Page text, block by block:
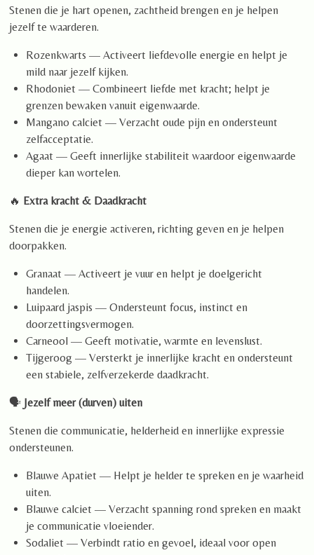
Stenen die je hart openen, zachtheid brengen en je helpen
jezelf te waarderen.
Rozenkwarts — Activeert liefdevolle energie en helpt je
mild naar jezelf kijken.
Rhodoniet — Combineert liefde met kracht; helpt je
grenzen bewaken vanuit eigenwaarde.
Mangano calciet — Verzacht oude pijn en ondersteunt
zelfacceptatie.
Agaat — Geeft innerlijke stabiliteit waardoor eigenwaarde
dieper kan wortelen.
🔥 Extra kracht & Daadkracht
Stenen die je energie activeren, richting geven en je helpen
doorpakken.
Granaat — Activeert je vuur en helpt je doelgericht
handelen.
Luipaard jaspis — Ondersteunt focus, instinct en
doorzettingsvermogen.
Carneool — Geeft motivatie, warmte en levenslust.
Tijgeroog — Versterkt je innerlijke kracht en ondersteunt
een stabiele, zelfverzekerde daadkracht.
🗣️ Jezelf meer (durven) uiten
Stenen die communicatie, helderheid en innerlijke expressie
ondersteunen.
Blauwe Apatiet — Helpt je helder te spreken en je waarheid
uiten.
Blauwe calciet — Verzacht spanning rond spreken en maakt
je communicatie vloeiender.
Sodaliet — Verbindt ratio en gevoel, ideaal voor open